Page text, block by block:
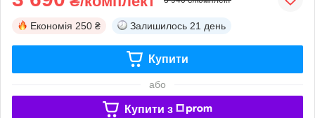
Економія 250 ₴ Залишилось 21 день
Купити
або
Купити з